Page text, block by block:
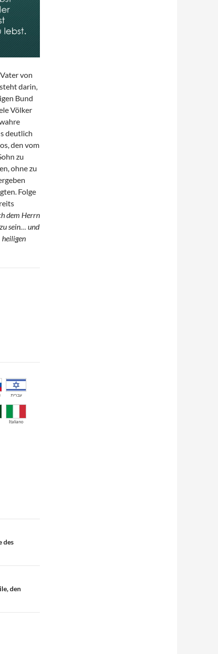
von
darin,
Bund
Völker
deutlich
den vom
zu
ohne zu
Folge
dem Herrn
sein… und
heiligen
עברית
Italiano
des
den